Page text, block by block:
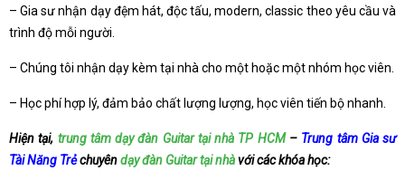
– Gia sư nhận dạy đệm hát, độc tấu, modern, classic theo yêu cầu và
trình độ mỗi người.
– Chúng tôi nhận dạy kèm tại nhà cho một hoặc một nhóm học viên.
– Học phí hợp lý, đảm bảo chất lượng lượng, học viên tiến bộ nhanh.
Hiện tại, trung tâm dạy đàn Guitar tại nhà TP HCM– Trung tâm Gia sư
Tài Năng Trẻchuyêndạy đàn Guitar tại nhàvới các khóa học: